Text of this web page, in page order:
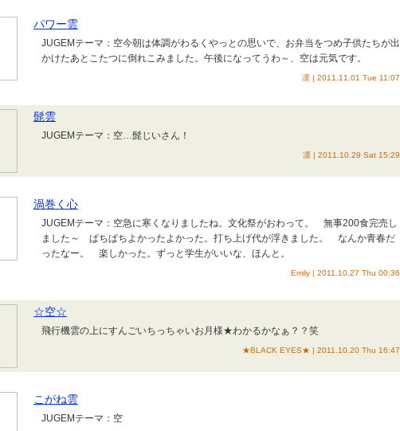
パワー雲
JUGEMテーマ：空今朝は体調がわるくやっとの思いで、お弁当をつめ子供たちが出
かけたあとこたつに倒れこみました。午後になってうわ～、空は元気です。
凛 | 2011.11.01 Tue 11:07
髭雲
JUGEMテーマ：空…髭じいさん！
凛 | 2011.10.29 Sat 15:29
渦巻く心
JUGEMテーマ：空急に寒くなりましたね。文化祭がおわって。 無事200食完売し
ました～ ぱちぱちよかったよかった。打ち上げ代が浮きました。 なんか青春だ
ったなー。 楽しかった。ずっと学生がいいな、ほんと。
Emily | 2011.10.27 Thu 00:36
☆空☆
飛行機雲の上にすんごいちっちゃいお月様★わかるかなぁ？？笑
★BLACK EYES★ | 2011.10.20 Thu 16:47
こがね雲
JUGEMテーマ：空